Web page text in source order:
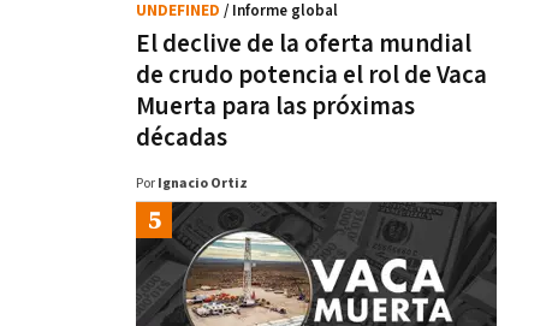
El declive de la oferta mundial
de crudo potencia el rol de Vaca
Muerta para las próximas
décadas
UNDEFINED / Informe global
Por Ignacio Ortiz